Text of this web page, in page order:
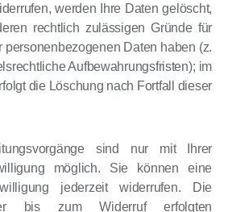
werden Ihre Daten gelöscht,
rechtlich zulässigen Gründe für
personenbezogenen Daten haben (z.
Aufbewahrungsfristen); im
die Löschung nach Fortfall dieser
sind nur mit Ihrer
möglich. Sie können eine
jederzeit widerrufen. Die
bis zum Widerruf erfolgten